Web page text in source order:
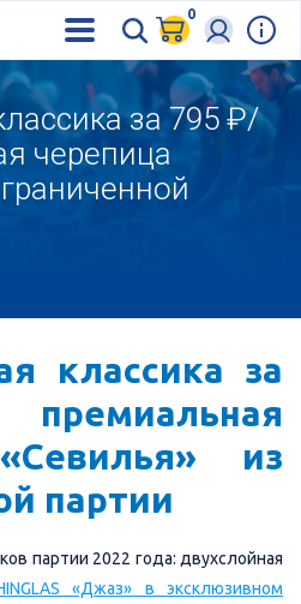
0
за 795 ₽/
черепица
классика за
из
партии
партии 2022 года: двухслойная
«Джаз» в эксклюзивном